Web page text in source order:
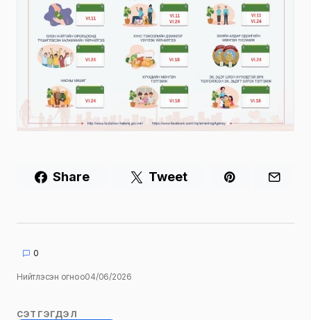
Share Tweet
0
Нийтлэсэн огноо04/06/2026
СЭТГЭГДЭЛ